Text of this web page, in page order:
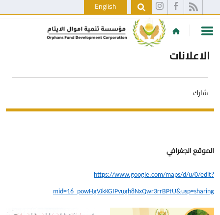
English
الاعلانات
شارك
الموقع الجغرافي
https://www.google.com/maps/d/u/0/edit?
mid=16_powHgVJkKGIPvugh8NxQwr3rrBPtU&usp=sharing